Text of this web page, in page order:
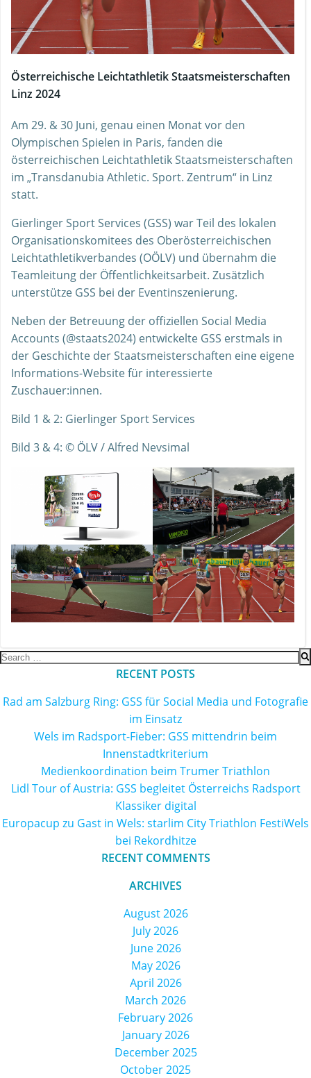
Österreichische Leichtathletik Staatsmeisterschaften
Linz 2024
Am 29. & 30 Juni, genau einen Monat vor den
Olympischen Spielen in Paris, fanden die
österreichischen Leichtathletik Staatsmeisterschaften
im „Transdanubia Athletic. Sport. Zentrum“ in Linz
statt.
Gierlinger Sport Services (GSS) war Teil des lokalen
Organisationskomitees des Oberösterreichischen
Leichtathletikverbandes (OÖLV) und übernahm die
Teamleitung der Öffentlichkeitsarbeit. Zusätzlich
unterstütze GSS bei der Eventinszenierung.
Neben der Betreuung der offiziellen Social Media
Accounts (@staats2024) entwickelte GSS erstmals in
der Geschichte der Staatsmeisterschaften eine eigene
Informations-Website für interessierte
Zuschauer:innen.
Bild 1 & 2: Gierlinger Sport Services
Bild 3 & 4: © ÖLV / Alfred Nevsimal
Search
RECENT POSTS
Rad am Salzburg Ring: GSS für Social Media und Fotografie
im Einsatz
Wels im Radsport-Fieber: GSS mittendrin beim
Innenstadtkriterium
Medienkoordination beim Trumer Triathlon
Lidl Tour of Austria: GSS begleitet Österreichs Radsport
Klassiker digital
Europacup zu Gast in Wels: starlim City Triathlon FestiWels
bei Rekordhitze
RECENT COMMENTS
ARCHIVES
August 2026
July 2026
June 2026
May 2026
April 2026
March 2026
February 2026
January 2026
December 2025
October 2025